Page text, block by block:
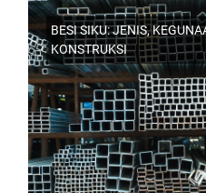
BESI SIKU: JENIS,
KONSTRUKSI